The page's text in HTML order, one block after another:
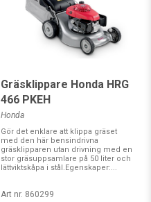
Gräsklippare Honda HRG
466 PKEH
Honda
Gör det enklare att klippa gräset
med den här bensindrivna
gräsklipparen utan drivning med en
stor gräsuppsamlare på 50 liter och
lättviktskåpa i stål.Egenskaper:...
Art nr. 860299